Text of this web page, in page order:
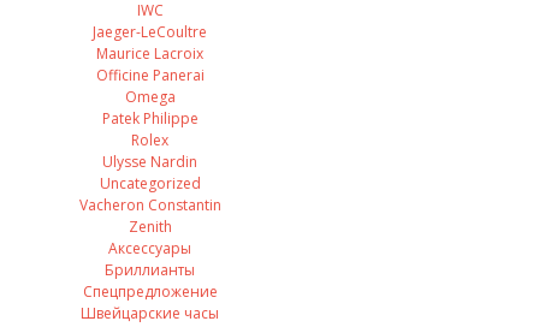
IWC
Jaeger-LeCoultre
Maurice Lacroix
Officine Panerai
Omega
Patek Philippe
Rolex
Ulysse Nardin
Uncategorized
Vacheron Constantin
Zenith
Аксессуары
Бриллианты
Спецпредложение
Швейцарские часы